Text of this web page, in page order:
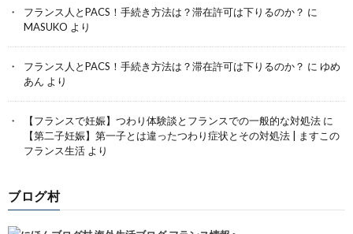
フランス人とPACS！手続き方法は？滞在許可は下りるのか？ に
MASUKO より
フランス人とPACS！手続き方法は？滞在許可は下りるのか？ に ゆめ
あん より
【フランスで妊娠】つわり体験談とフランスでの一般的な対処法 に
【第二子妊娠】第一子とは違ったつわり症状とその対処法 | ますこの
フランス生活 より
ブログ村